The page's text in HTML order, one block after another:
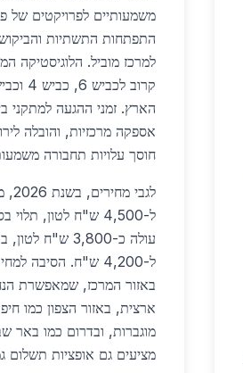
התפתחות התשתיות
למרכז מוביל. הלוגיסטיקה
הארץ. זמני ההגעה למתקני
חוסך עלויות תחבורה
ל-4,200 ש"ח.
מציעים גם אופציות תשלום גמישות, כגון 30 יום